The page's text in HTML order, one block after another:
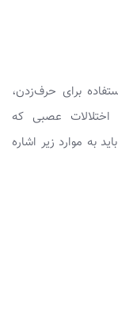
برای حرف‌زدن،
عصبی که
به موارد زیر اشاره